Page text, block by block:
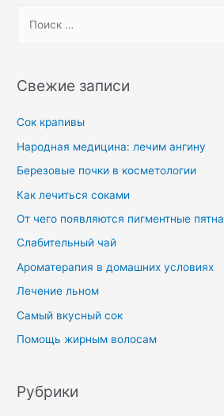
Свежие записи
Сок крапивы
Народная медицина: лечим ангину
Березовые почки в косметологии
Как лечиться соками
От чего появляются пигментные пятна
Слабительный чай
Ароматерапия в домашних условиях
Лечение льном
Самый вкусный сок
Помощь жирным волосам
Рубрики